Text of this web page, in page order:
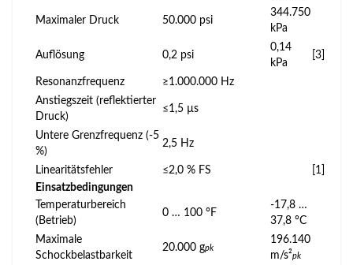
Maximaler Druck 50.000 psi
344.750
kPa
Auflösung 0,2 psi
0,14
kPa
[3]
Resonanzfrequenz
≥1.000.000 Hz
Anstiegszeit (reflektierter
Druck)
≤1,5 µs
Untere Grenzfrequenz (-5
%)
2,5 Hz
Linearitätsfehler ≤2,0 % FS
[1]
Einsatzbedingungen
Temperaturbereich
(Betrieb)
0 … 100 °F
-17,8 …
37,8 °C
Maximale
Schockbelastbarkeit
20.000 gpk
196.140
m/s²pk